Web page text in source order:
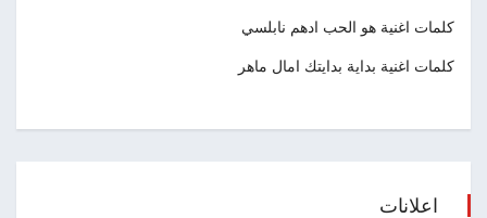
كلمات اغنية هو الحب ادهم نابلسي
كلمات اغنية بداية بدايتك امال ماهر
اعلانات